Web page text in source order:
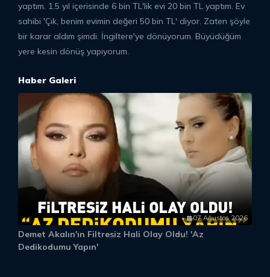
yaptım. 1.5 yıl içerisinde 6 bin TL'lik evi 20 bin TL yaptım. Ev
sahibi 'Çık, benim evimin değeri 50 bin TL' diyor. Zaten şöyle
bir karar aldım şimdi. İngiltere'ye dönüyorum. Büyüdüğüm
yere kesin dönüş yapıyorum.
Haber Galeri
07 Ağustos 2026
Demet Akalın'ın Filtresiz Hali Olay Oldu! 'Az
Dedikodumu Yapın'